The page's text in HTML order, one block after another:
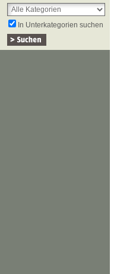
In Unterkategorien suchen